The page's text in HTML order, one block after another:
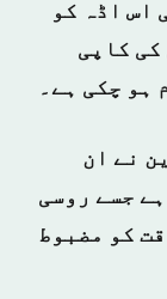
اس اڈہ کو
کی کاپی
ہو چکی ہے۔
نے ان
جسے روسی
کو مضبوط